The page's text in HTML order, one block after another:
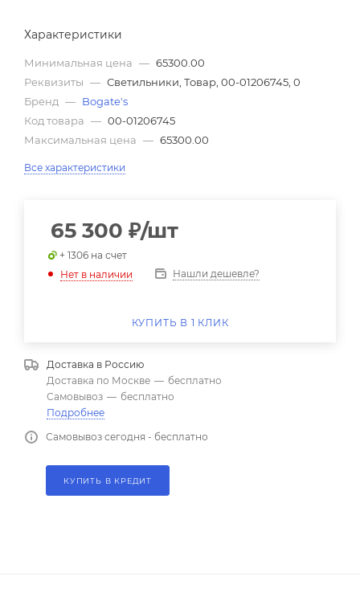
Характеристики
Минимальная цена — 65300.00
Реквизиты — Светильники, Товар, 00-01206745, 0
Бренд — Bogate's
Код товара — 00-01206745
Максимальная цена — 65300.00
Все характеристики
65 300 ₽/шт
+ 1306 на счет
Нет в наличии
Нашли дешевле?
КУПИТЬ В 1 КЛИК
Доставка в Россию
Доставка по Москве — бесплатно
Самовывоз — бесплатно
Подробнее
Самовывоз сегодня - бесплатно
КУПИТЬ В КРЕДИТ